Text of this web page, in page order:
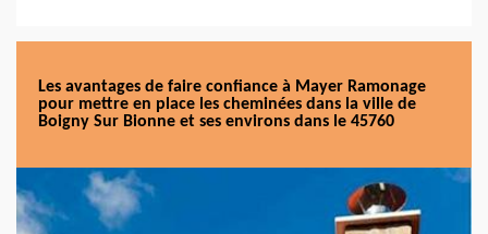
Les avantages de faire confiance à Mayer Ramonage
pour mettre en place les cheminées dans la ville de
Boigny Sur Bionne et ses environs dans le 45760